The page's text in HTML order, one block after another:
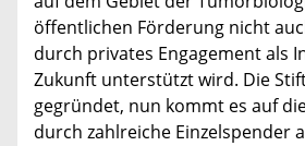
öffentlichen Förderung nicht
durch privates Engagement als
Zukunft unterstützt wird. Die
gegründet, nun kommt es auf
durch zahlreiche Einzelspender